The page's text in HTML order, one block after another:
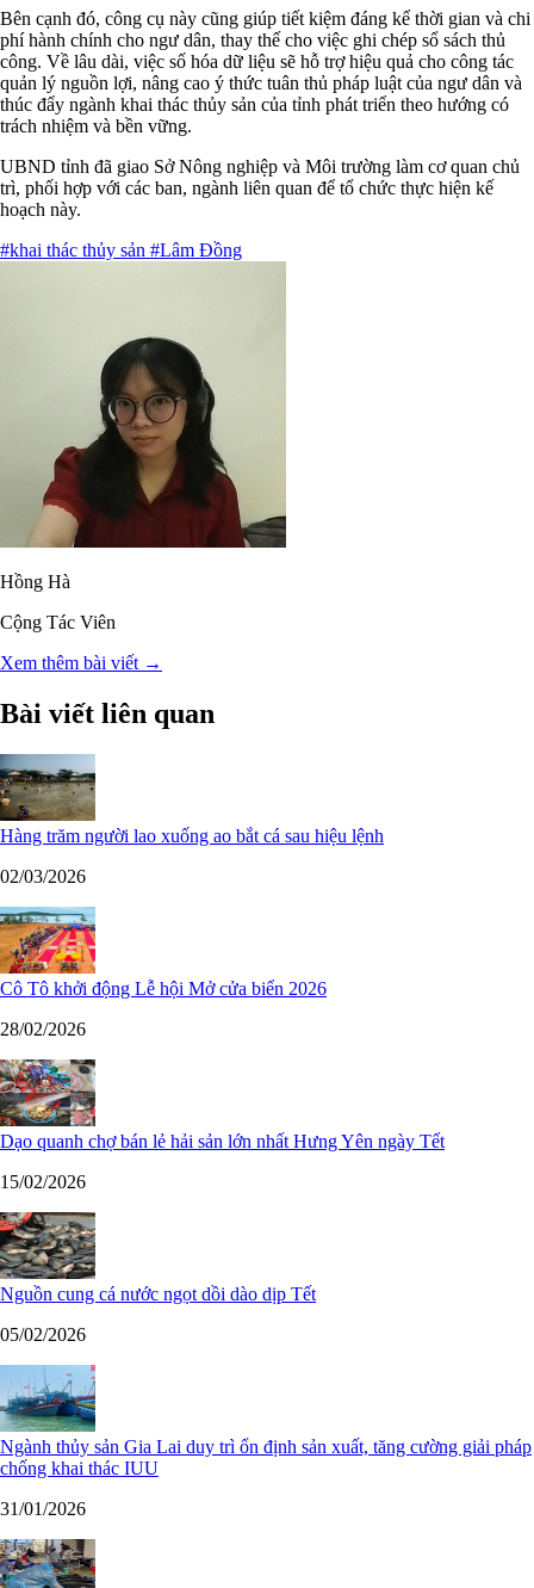
Bên cạnh đó, công cụ này cũng giúp tiết kiệm đáng kể thời gian và chi
phí hành chính cho ngư dân, thay thế cho việc ghi chép sổ sách thủ
công. Về lâu dài, việc số hóa dữ liệu sẽ hỗ trợ hiệu quả cho công tác
quản lý nguồn lợi, nâng cao ý thức tuân thủ pháp luật của ngư dân và
thúc đẩy ngành khai thác thủy sản của tỉnh phát triển theo hướng có
trách nhiệm và bền vững.
UBND tỉnh đã giao Sở Nông nghiệp và Môi trường làm cơ quan chủ
trì, phối hợp với các ban, ngành liên quan để tổ chức thực hiện kế
hoạch này.
#khai thác thủy sản #Lâm Đồng
Hồng Hà
Cộng Tác Viên
Xem thêm bài viết →
Bài viết liên quan
Hàng trăm người lao xuống ao bắt cá sau hiệu lệnh
02/03/2026
Cô Tô khởi động Lễ hội Mở cửa biển 2026
28/02/2026
Dạo quanh chợ bán lẻ hải sản lớn nhất Hưng Yên ngày Tết
15/02/2026
Nguồn cung cá nước ngọt dồi dào dịp Tết
05/02/2026
Ngành thủy sản Gia Lai duy trì ổn định sản xuất, tăng cường giải pháp
chống khai thác IUU
31/01/2026